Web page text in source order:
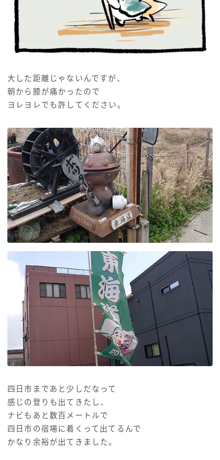
大した距離じゃないんですが、
朝から膝が痛かったので
ヨレヨレでも許してください。
四日市まであと少しだなって
感じの登りも出てきたし、
ナビもあと数百メートルで
四日市の宿場に着くって出てるんで
かなり余裕が出てきました。